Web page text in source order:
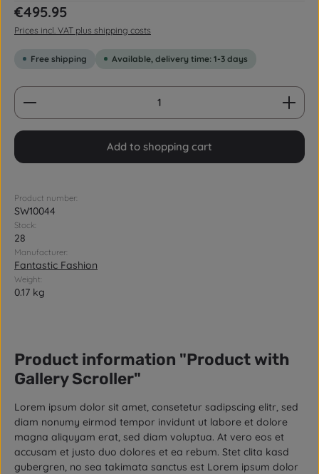
Regular price:
€495.95
Prices incl. VAT plus shipping costs
Free shipping Available, delivery time: 1-3 days
Product Quantity: Enter the desired amount or
Add to shopping cart
Product number:
SW10044
Stock:
28
Manufacturer:
Fantastic Fashion
Weight:
0.17 kg
Product information "Product with
Gallery Scroller"
Lorem ipsum dolor sit amet, consetetur sadipscing elitr, sed
diam nonumy eirmod tempor invidunt ut labore et dolore
magna aliquyam erat, sed diam voluptua. At vero eos et
accusam et justo duo dolores et ea rebum. Stet clita kasd
gubergren, no sea takimata sanctus est Lorem ipsum dolor